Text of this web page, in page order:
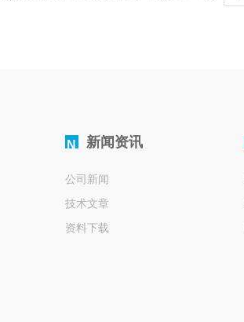
N 新闻资讯
公司新闻
技术文章
资料下载